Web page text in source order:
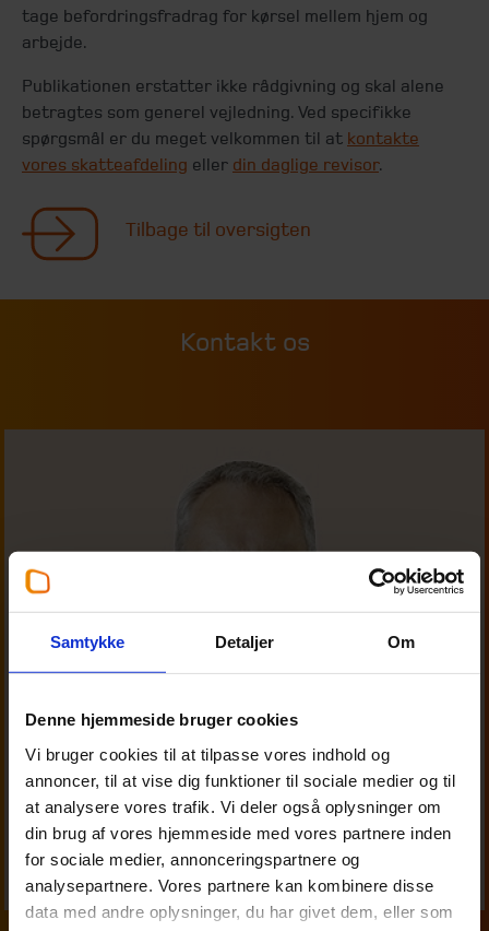
Samtykke Detaljer Om
Denne hjemmeside bruger cookies
Vi bruger cookies til at tilpasse vores indhold og
annoncer, til at vise dig funktioner til sociale medier og til
at analysere vores trafik. Vi deler også oplysninger om
din brug af vores hjemmeside med vores partnere inden
for sociale medier, annonceringspartnere og
analysepartnere. Vores partnere kan kombinere disse
data med andre oplysninger, du har givet dem, eller som
tage befordringsfradrag for kørsel mellem hjem og
arbejde.
Publikationen erstatter ikke rådgivning og skal alene
betragtes som generel vejledning. Ved specifikke
spørgsmål er du meget velkommen til at kontakte
vores skatteafdeling eller din daglige revisor.
Tilbage til oversigten
Kontakt os